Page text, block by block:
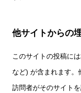
他サイトからの
このサイトの投稿に
など) が含まれます。
訪問者がそのサイト